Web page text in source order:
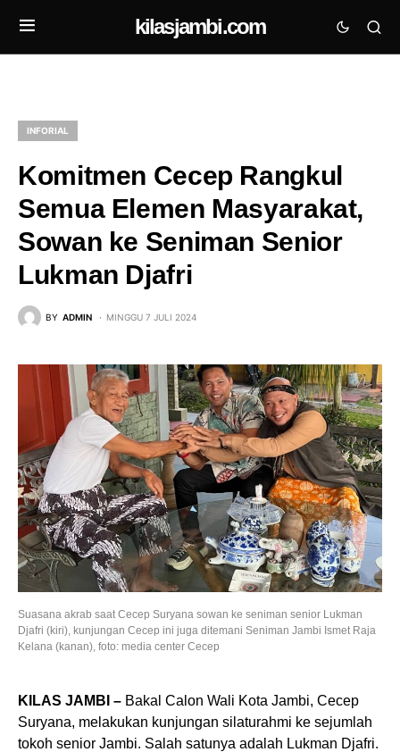
kilasjambi.com
INFORIAL
Komitmen Cecep Rangkul
Semua Elemen Masyarakat,
Sowan ke Seniman Senior
Lukman Djafri
BY ADMIN MINGGU 7 JULI 2024
Suasana akrab saat Cecep Suryana sowan ke seniman senior Lukman
Djafri (kiri), kunjungan Cecep ini juga ditemani Seniman Jambi Ismet Raja
Kelana (kanan), foto: media center Cecep
KILAS JAMBI – Bakal Calon Wali Kota Jambi, Cecep
Suryana, melakukan kunjungan silaturahmi ke sejumlah
tokoh senior Jambi. Salah satunya adalah Lukman Djafri.